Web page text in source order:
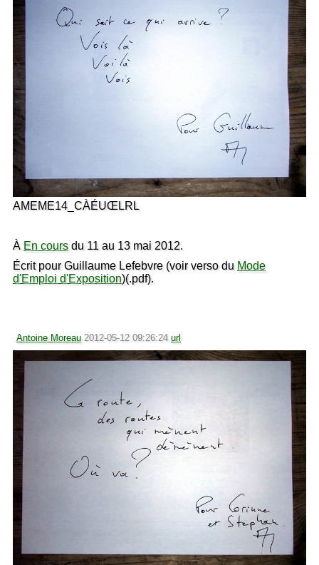
AMEME14_CÀÉUŒLRL
À En coursdu 11 au 13 mai 2012.
Écrit pour Guillaume Lefebvre (voir verso du Mode
d'Emploi d'Exposition)(.pdf).
Antoine Moreau 2012-05-12 09:26:24 url